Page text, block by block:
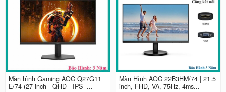
Màn hình Gaming AOC Q27G11
E/74 (27 inch - QHD - IPS -...
Màn Hình AOC 22B3HM/74 | 21.5
inch, FHD, VA, 75Hz, 4ms...